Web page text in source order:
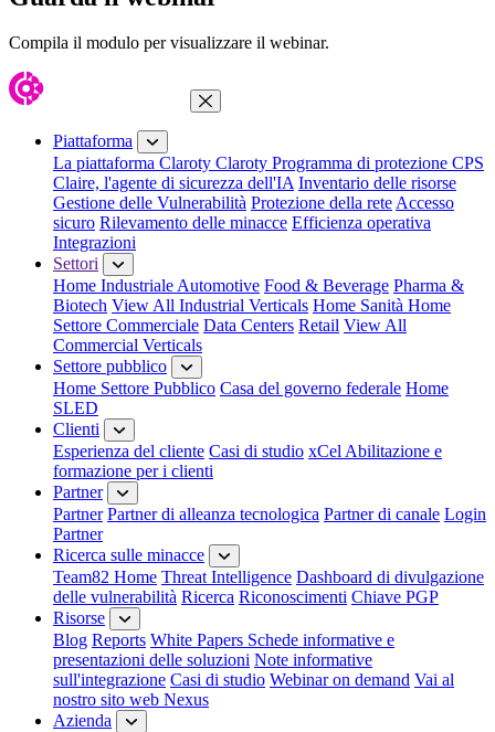
Compila il modulo per visualizzare il webinar.
Chiudi menu
Piattaforma
La piattaforma Claroty Claroty Programma di protezione CPS
Claire, l'agente di sicurezza dell'IA Inventario delle risorse
Gestione delle Vulnerabilità Protezione della reteAccesso
sicuro Rilevamento delle minacce Efficienza operativa
Integrazioni
Settori
Home IndustrialeAutomotive Food & Beverage Pharma &
Biotech View All Industrial Verticals Home Sanità Home
Settore Commerciale Data Centers Retail View All
Commercial Verticals
Settore pubblico
Home Settore Pubblico Casa del governo federale Home
SLED
Clienti
Esperienza del cliente Casi di studio xCel Abilitazione e
formazione per i clienti
Partner
Partner Partner di alleanza tecnologica Partner di canale Login
Partner
Ricerca sulle minacce
Team82 Home Threat Intelligence Dashboard di divulgazione
delle vulnerabilità Ricerca Riconoscimenti Chiave PGP
Risorse
Blog Reports White Papers Schede informative e
presentazioni delle soluzioni Note informative
sull'integrazione Casi di studio Webinar on demand Vai al
nostro sito web Nexus
Azienda